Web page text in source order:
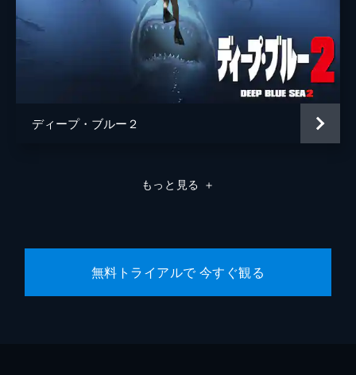
ディープ・ブルー２
もっと見る ＋
無料トライアルで 今すぐ観る